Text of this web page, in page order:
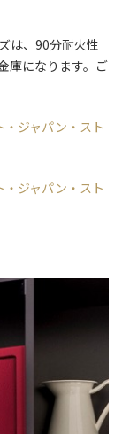
は、90分耐火性
庫になります。ご
・ジャパン・スト
・ジャパン・スト